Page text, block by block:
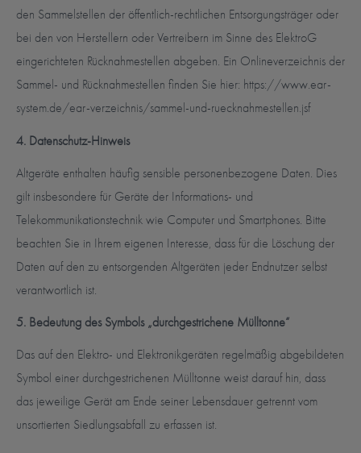
den Sammelstellen der öffentlich-rechtlichen Entsorgungsträger oder
bei den von Herstellern oder Vertreibern im Sinne des ElektroG
eingerichteten Rücknahmestellen abgeben. Ein Onlineverzeichnis der
Sammel- und Rücknahmestellen finden Sie hier: https://www.ear-
system.de/ear-verzeichnis/sammel-und-ruecknahmestellen.jsf
4. Datenschutz-Hinweis
Altgeräte enthalten häufig sensible personenbezogene Daten. Dies
gilt insbesondere für Geräte der Informations- und
Telekommunikationstechnik wie Computer und Smartphones. Bitte
beachten Sie in Ihrem eigenen Interesse, dass für die Löschung der
Daten auf den zu entsorgenden Altgeräten jeder Endnutzer selbst
verantwortlich ist.
5. Bedeutung des Symbols „durchgestrichene Mülltonne“
Das auf den Elektro- und Elektronikgeräten regelmäßig abgebildeten
Symbol einer durchgestrichenen Mülltonne weist darauf hin, dass
das jeweilige Gerät am Ende seiner Lebensdauer getrennt vom
unsortierten Siedlungsabfall zu erfassen ist.